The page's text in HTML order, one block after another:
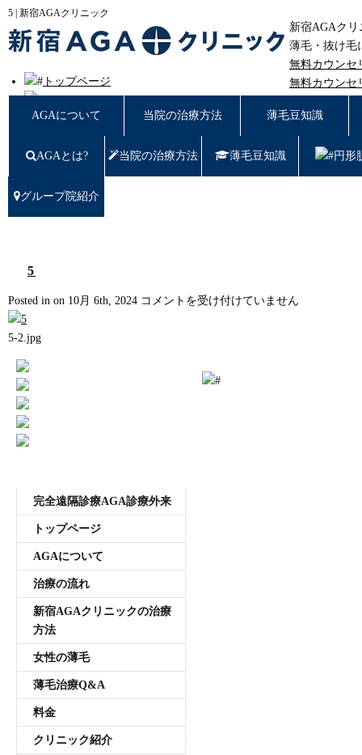
5 | 新宿AGAクリニック
トップページ
新宿AGAクリニックについての治療方法
円形脱毛
症例写真
無料カウンセリング WEB予約はこちら／お問
い合わせ
無料相談窓口
ご予約はこちら
東京都新宿区西新宿7-20-2 愛美堂ビル7階
受付時間11:00~20:00 年中無休
新宿AGAクリ
薄毛・抜け毛
無料カウンセ
無料カウンセ
AGAについて
当院の治療方法 薄毛豆知識
AGAとは? 当院の治療方法 薄毛豆知識 円形
グループ院紹介
5
Posted in on 10月 6th, 2024 5コメントを受け付けていません
5-2.jpg
完全遠隔診療AGA診療外来
トップページ
AGAについて
治療の流れ
新宿AGAクリニックの治療
方法
女性の薄毛
薄毛治療Q&A
料金
クリニック紹介